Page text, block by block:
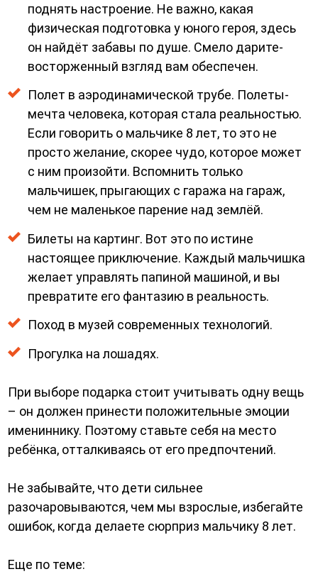
поднять настроение. Не важно, какая
физическая подготовка у юного героя, здесь
он найдёт забавы по душе. Смело дарите-
восторженный взгляд вам обеспечен.
Полет в аэродинамической трубе. Полеты-
мечта человека, которая стала реальностью.
Если говорить о мальчике 8 лет, то это не
просто желание, скорее чудо, которое может
с ним произойти. Вспомнить только
мальчишек, прыгающих с гаража на гараж,
чем не маленькое парение над землёй.
Билеты на картинг. Вот это по истине
настоящее приключение. Каждый мальчишка
желает управлять папиной машиной, и вы
превратите его фантазию в реальность.
Поход в музей современных технологий.
Прогулка на лошадях.
При выборе подарка стоит учитывать одну вещь
– он должен принести положительные эмоции
имениннику. Поэтому ставьте себя на место
ребёнка, отталкиваясь от его предпочтений.
Не забывайте, что дети сильнее
разочаровываются, чем мы взрослые, избегайте
ошибок, когда делаете сюрприз мальчику 8 лет.
Еще по теме: